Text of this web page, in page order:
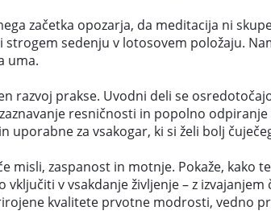
začetka opozarja, da meditacija ni
sedenju v lotosovem položaju.
uma.
razvoj prakse. Uvodni deli se
resničnosti in popolno
uporabne za vsakogar, ki si želi bolj
misli, zaspanost in motnje. Pokaže,
v vsakdanje življenje – z
kvalitete prvotne modrosti, vedno